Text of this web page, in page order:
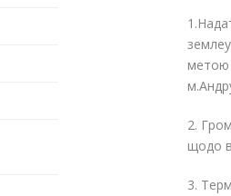
метою
2.
щодо
3.